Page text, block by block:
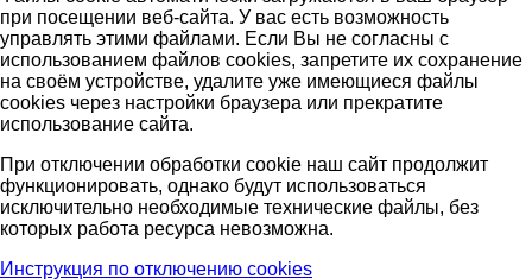
при посещении веб-сайта. У вас есть возможность
управлять этими файлами. Если Вы не согласны с
использованием файлов cookies, запретите их сохранение
на своём устройстве, удалите уже имеющиеся файлы
cookies через настройки браузера или прекратите
использование сайта.
При отключении обработки cookie наш сайт продолжит
функционировать, однако будут использоваться
исключительно необходимые технические файлы, без
которых работа ресурса невозможна.
Инструкция по отключению cookies